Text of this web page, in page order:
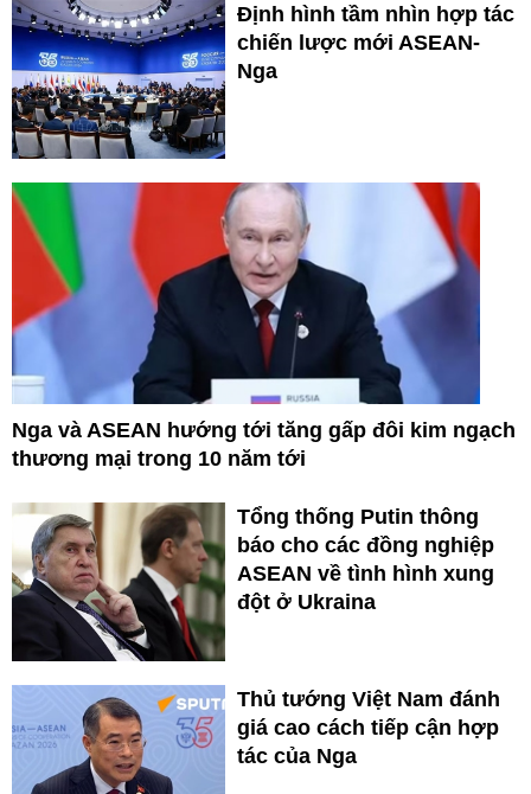
Định hình tầm nhìn hợp tác
chiến lược mới ASEAN-
Nga
Nga và ASEAN hướng tới tăng gấp đôi kim ngạch
thương mại trong 10 năm tới
Tổng thống Putin thông
báo cho các đồng nghiệp
ASEAN về tình hình xung
đột ở Ukraina
Thủ tướng Việt Nam đánh
giá cao cách tiếp cận hợp
tác của Nga